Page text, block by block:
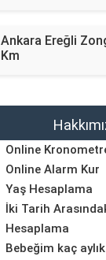
Ankara Ereğli
Km
Online
Online Alarm Kur
Yaş Hesaplama
İki Tarih
Hesaplama
Bebeğim kaç